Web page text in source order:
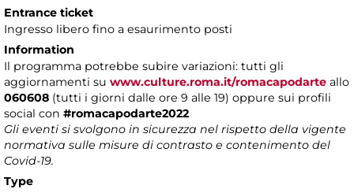
Entrance ticket
Ingresso libero fino a esaurimento posti
Information
Il programma potrebbe subire variazioni: tutti gli
aggiornamenti su www.culture.roma.it/romacapodarte allo
060608 (tutti i giorni dalle ore 9 alle 19) oppure sui profili
social con #romacapodarte2022
Gli eventi si svolgono in sicurezza nel rispetto della vigente
normativa sulle misure di contrasto e contenimento del
Covid-19.
Type